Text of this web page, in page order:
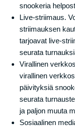
snookeria
Live-striimaus.
striimauksen
tarjoavat live-
seurata
Virallinen
virallinen
päivityksiä
seurata
ja paljon muuta
Sosiaalinen